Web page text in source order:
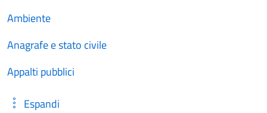
Ambiente
Anagrafe e stato civile
Appalti pubblici
Espandi